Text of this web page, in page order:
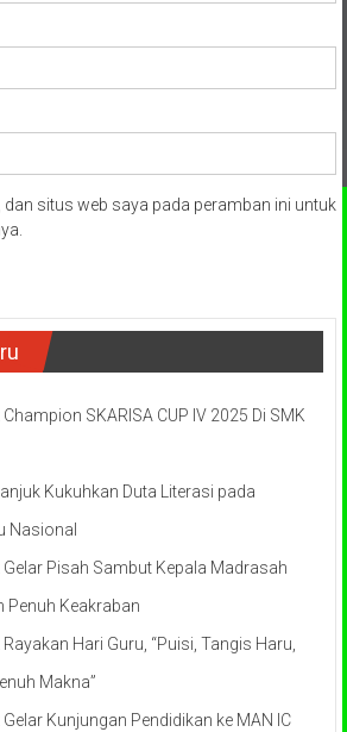
situs web saya pada peramban ini untuk
SKARISA CUP IV 2025 Di SMK
Kukuhkan Duta Literasi pada
Nasional
Pisah Sambut Kepala Madrasah
Penuh Keakraban
Hari Guru, “Puisi, Tangis Haru,
Makna”
Kunjungan Pendidikan ke MAN IC